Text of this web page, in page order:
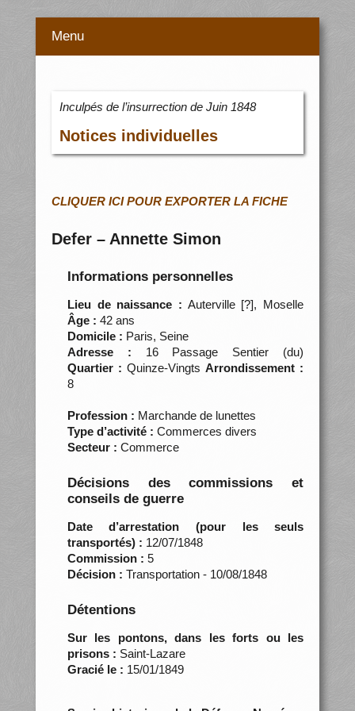
Menu
Inculpés de l’insurrection de Juin 1848
Notices individuelles
CLIQUER ICI POUR EXPORTER LA FICHE
Defer – Annette Simon
Informations personnelles
Lieu de naissance : Auterville [?], Moselle
Âge : 42 ans
Domicile : Paris, Seine
Adresse : 16 Passage Sentier (du)
Quartier : Quinze-VingtsArrondissement :
8
Profession : Marchande de lunettes
Type d’activité : Commerces divers
Secteur : Commerce
Décisions des commissions et
conseils de guerre
Date d’arrestation (pour les seuls
transportés) : 12/07/1848
Commission : 5
Décision : Transportation - 10/08/1848
Détentions
Sur les pontons, dans les forts ou les
prisons : Saint-Lazare
Gracié le : 15/01/1849